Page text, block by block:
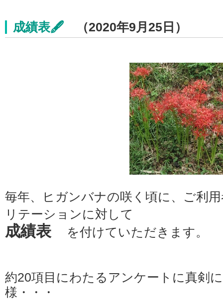
成績表🖋 （2020年9月25日）
毎年、ヒガンバナの咲く頃に、ご利
リテーションに対して
成績表 を付けていただきます。
約20項目にわたるアンケートに真剣
様・・・